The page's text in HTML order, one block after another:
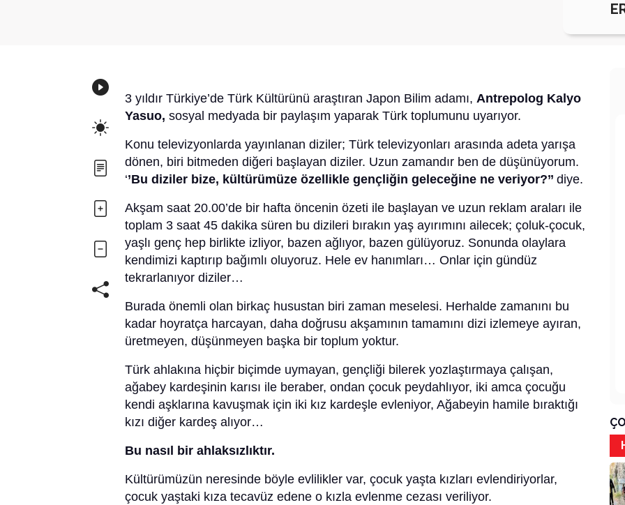
3 yıldır Türkiye’de Türk Kültürünü araştıran Japon Bilim adamı, Antrepolog Kalyo
Yasuo, sosyal medyada bir paylaşım yaparak Türk toplumunu uyarıyor.
Konu televizyonlarda yayınlanan diziler; Türk televizyonları arasında adeta yarışa
dönen, biri bitmeden diğeri başlayan diziler. Uzun zamandır ben de düşünüyorum.
‘’Bu diziler bize, kültürümüze özellikle gençliğin geleceğine ne veriyor?’’ diye.
Akşam saat 20.00’de bir hafta öncenin özeti ile başlayan ve uzun reklam araları ile
toplam 3 saat 45 dakika süren bu dizileri bırakın yaş ayırımını ailecek; çoluk-çocuk,
yaşlı genç hep birlikte izliyor, bazen ağlıyor, bazen gülüyoruz. Sonunda olaylara
kendimizi kaptırıp bağımlı oluyoruz. Hele ev hanımları… Onlar için gündüz
tekrarlanıyor diziler…
Burada önemli olan birkaç husustan biri zaman meselesi. Herhalde zamanını bu
kadar hoyratça harcayan, daha doğrusu akşamının tamamını dizi izlemeye ayıran,
üretmeyen, düşünmeyen başka bir toplum yoktur.
Türk ahlakına hiçbir biçimde uymayan, gençliği bilerek yozlaştırmaya çalışan,
ağabey kardeşinin karısı ile beraber, ondan çocuk peydahlıyor, iki amca çocuğu
kendi aşklarına kavuşmak için iki kız kardeşle evleniyor, Ağabeyin hamile bıraktığı
kızı diğer kardeş alıyor…
Bu nasıl bir ahlaksızlıktır.
Kültürümüzün neresinde böyle evlilikler var, çocuk yaşta kızları evlendiriyorlar,
çocuk yaştaki kıza tecavüz edene o kızla evlenme cezası veriliyor.